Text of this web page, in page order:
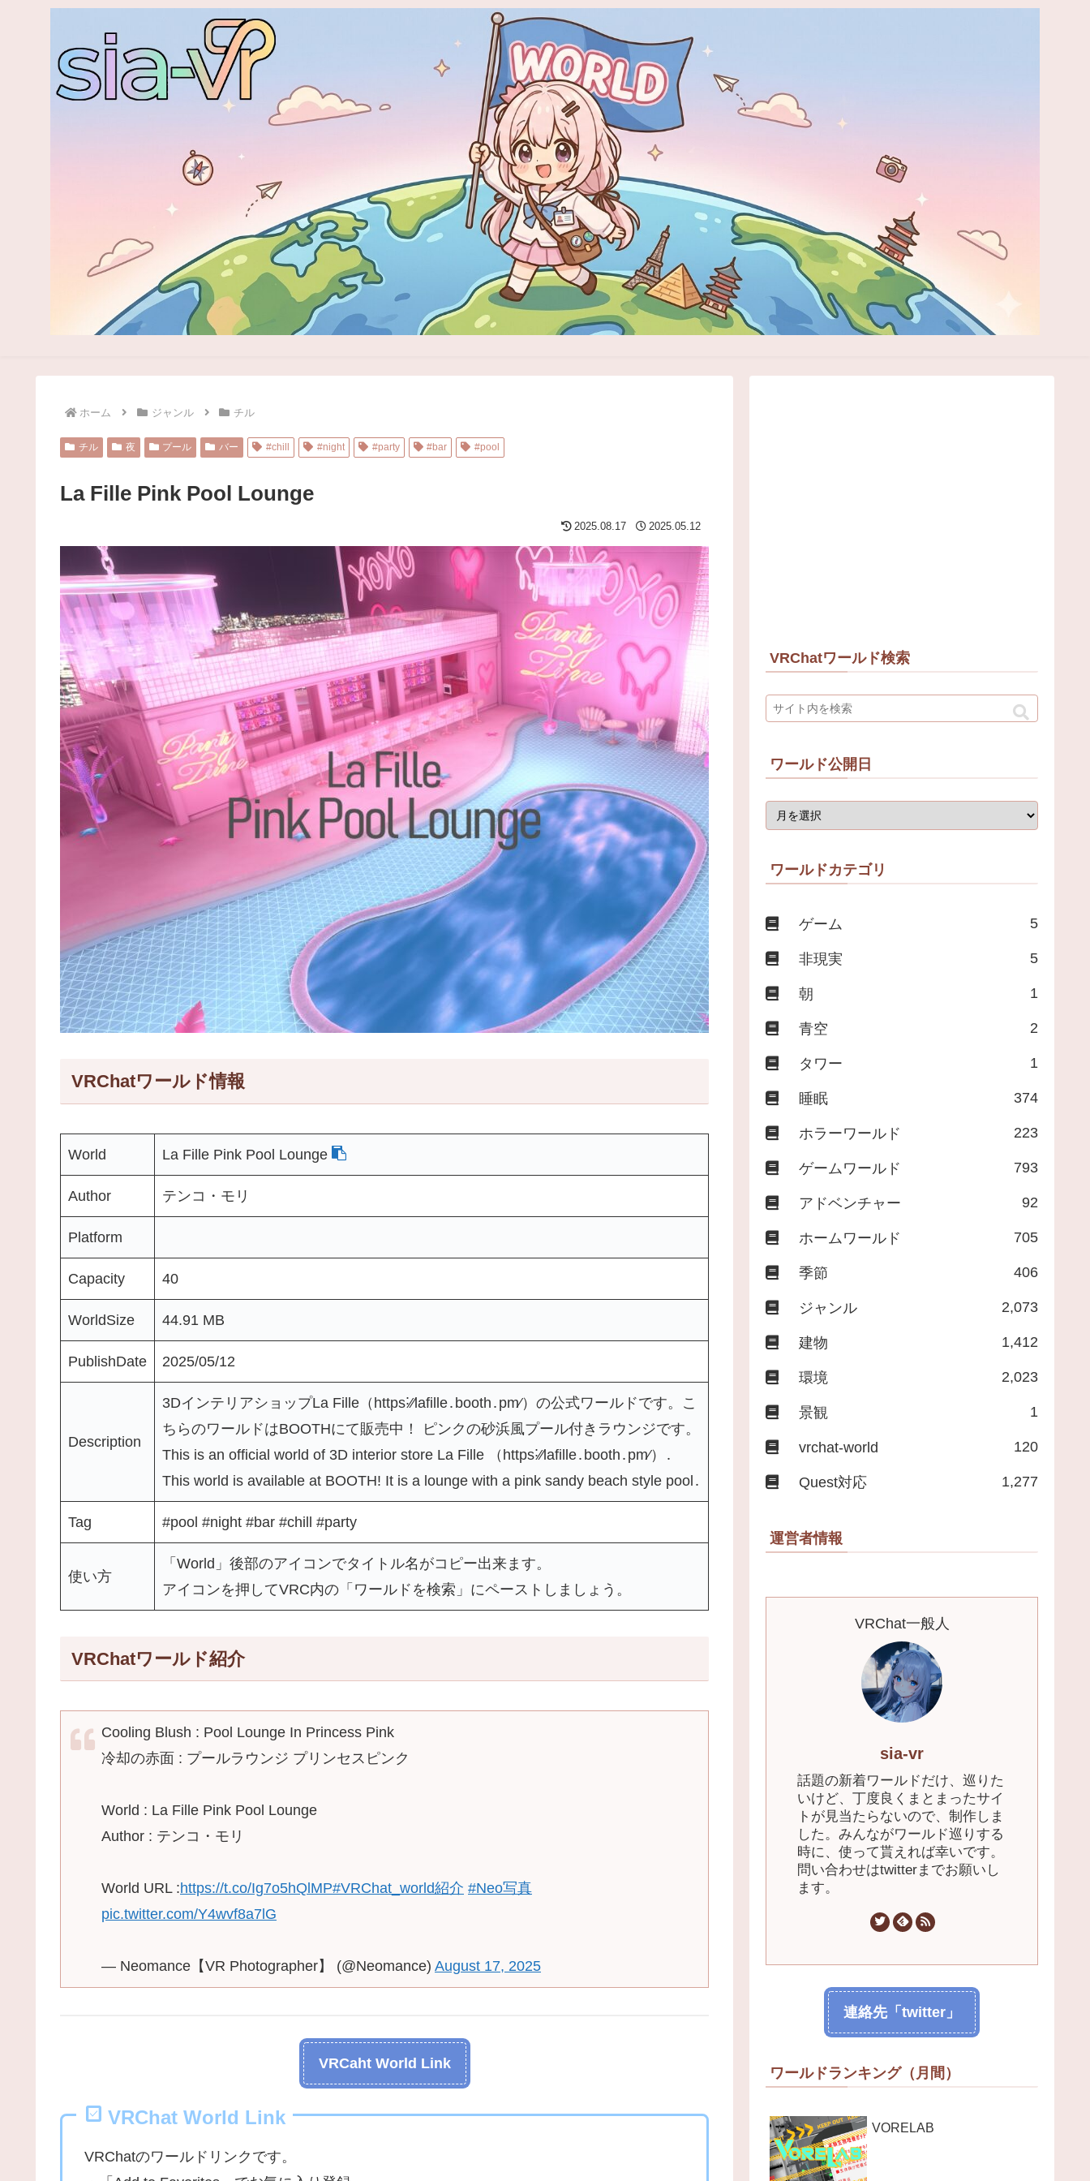
ホーム ジャンル チル
チル 夜 プール バー #chill #night #party #bar #pool
La Fille Pink Pool Lounge
2025.08.17 2025.05.12
VRChatワールド情報
World La Fille Pink Pool Lounge
Author テンコ・モリ
Platform
Capacity 40
WorldSize 44.91 MB
PublishDate 2025/05/12
Description
3DインテリアショップLa Fille（https˸⁄⁄lafille․booth․pm⁄）の公式ワールドです。こ
ちらのワールドはBOOTHにて販売中！ ピンクの砂浜風プール付きラウンジです。
This is an official world of 3D interior store La Fille （https˸⁄⁄lafille․booth․pm⁄）․
This world is available at BOOTHǃ It is a lounge with a pink sandy beach style pool․
Tag #pool #night #bar #chill #party
使い方
「World」後部のアイコンでタイトル名がコピー出来ます。
アイコンを押してVRC内の「ワールドを検索」にペーストしましょう。
VRChatワールド紹介
Cooling Blush : Pool Lounge In Princess Pink
冷却の赤面 : プールラウンジ プリンセスピンク
World : La Fille Pink Pool Lounge
Author : テンコ・モリ
World URL :https://t.co/Ig7o5hQlMP#VRChat_world紹介 #Neo写真
pic.twitter.com/Y4wvf8a7lG
— Neomance【VR Photographer】 (@Neomance) August 17, 2025
VRCaht World Link
VRChat World Link
VRChatのワールドリンクです。
VRChatワールド検索
ワールド公開日
ワールドカテゴリ
ゲーム 5
非現実 5
朝 1
青空 2
タワー 1
睡眠 374
ホラーワールド 223
ゲームワールド 793
アドベンチャー 92
ホームワールド 705
季節 406
ジャンル 2,073
建物 1,412
環境 2,023
景観 1
vrchat-world 120
Quest対応 1,277
運営者情報
VRChat一般人
sia-vr
話題の新着ワールドだけ、巡りた
いけど、丁度良くまとまったサイ
トが見当たらないので、制作しま
した。みんながワールド巡りする
時に、使って貰えれば幸いです。
問い合わせはtwitterまでお願いし
ます。
連絡先「twitter」
ワールドランキング（月間）
VORELAB